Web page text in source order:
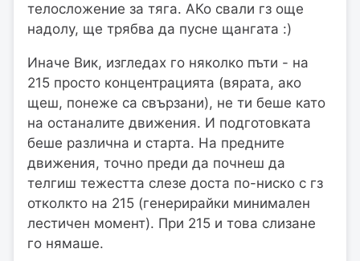
телосложение за тяга. АКо свали гз още
надолу, ще трябва да пусне щангата :)
Иначе Вик, изгледах го няколко пъти - на
215 просто концентрацията (вярата, ако
щеш, понеже са свързани), не ти беше като
на останалите движения. И подготовката
беше различна и старта. На предните
движения, точно преди да почнеш да
телгиш тежестта слезе доста по-ниско с гз
отколкто на 215 (генерирайки минимален
лестичен момент). При 215 и това слизане
го нямаше.